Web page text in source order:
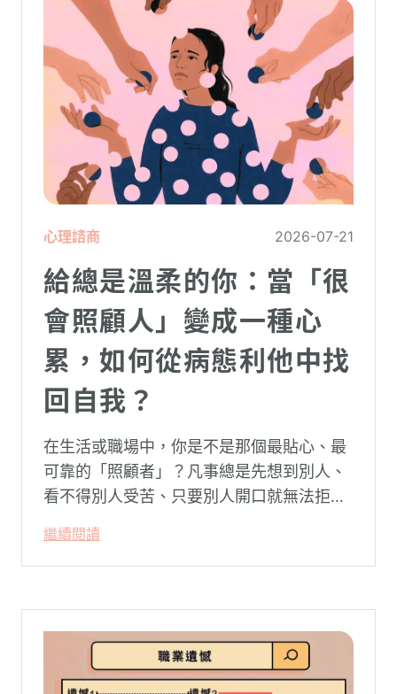
心理諮商 2026-07-21
給總是溫柔的你：當「很
會照顧人」變成一種心
累，如何從病態利他中找
回自我？
在生活或職場中，你是不是那個最貼心、最
可靠的「照顧者」？凡事總是先想到別人、
看不得別人受苦、只要別人開口就無法拒
常在夜深人靜時讓你感到莫名的心累與空
虛。
繼續閱讀